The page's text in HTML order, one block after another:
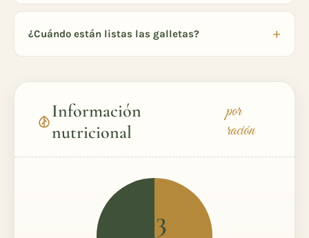
¿Cuándo están listas las galletas?
Información
nutricional
por
ración
83